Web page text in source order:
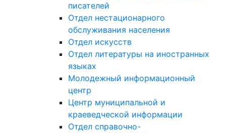
писателей
Отдел нестационарного
обслуживания населения
Отдел искусств
Отдел литературы на иностранных
языках
Молодежный информационный
центр
Центр муниципальной и
краеведческой информации
Отдел справочно-